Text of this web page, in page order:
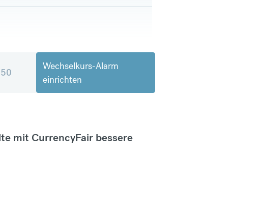
Wechselkurs-Alarm
einrichten
mit CurrencyFair bessere